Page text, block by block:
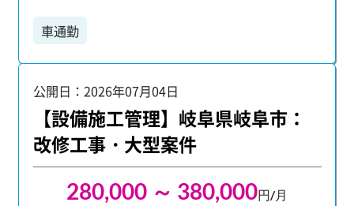
（CAD) ・書類作成など 化学プラント、発電プラン
ト、水処理プラント、廃棄物処理プラント、LNG
得者は給料アップも狙えます！ ・1級、2級管工事
施工管理技士 ・1級、2級電気工事施工管理技士
車通勤
公開日：2026年07月04日
【設備施工管理】岐阜県岐阜市：
改修工事・大型案件
280,000 ～ 380,000円/月